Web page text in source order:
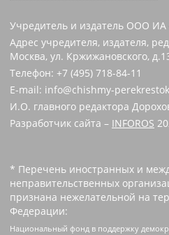
Учредитель и издатель ООО ИА
Адрес учредителя, издателя,
Москва, ул. Кржижановского,
Телефон: +7 (495) 718-84-11
E-mail: info@chishmy-
И.О. главного редактора
Разработчик сайта – INFOROS
* Перечень иностранных и
неправительственных
признана нежелательной на
Федерации:
Национальный фонд в поддержку